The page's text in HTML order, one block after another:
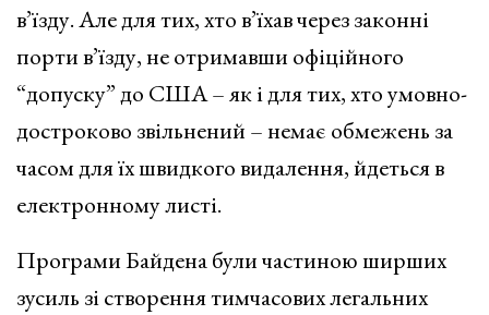
в’їзду. Але для тих, хто в’їхав через законні
порти в’їзду, не отримавши офіційного
“допуску” до США – як і для тих, хто умовно-
достроково звільнений – немає обмежень за
часом для їх швидкого видалення, йдеться в
електронному листі.
Програми Байдена були частиною ширших
зусиль зі створення тимчасових легальних